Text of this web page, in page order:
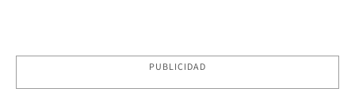
PUBLICIDAD